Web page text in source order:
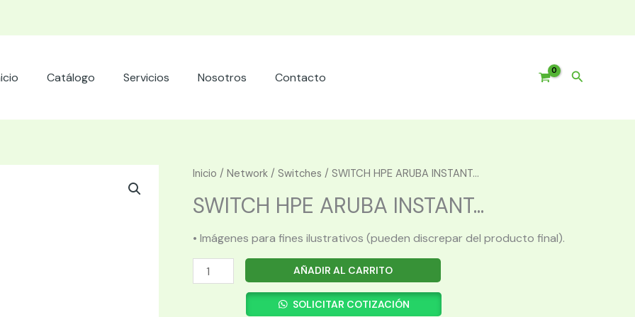
Catálogo Servicios Nosotros Contacto Buscar
Inicio / Network / Switches / SWITCH HPE ARUBA INSTANT...
SWITCH HPE ARUBA INSTANT...
• Imágenes para fines ilustrativos (pueden discrepar del producto final).
SWITCH
HPE
AÑADIR AL CARRITO
SOLICITAR COTIZACIÓN